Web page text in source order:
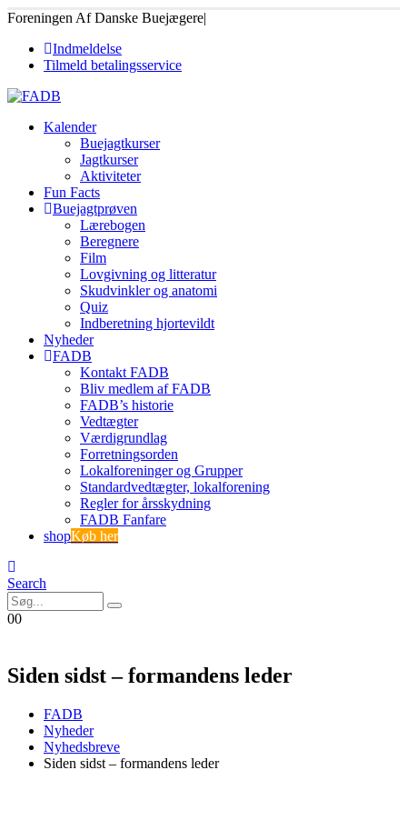
Foreningen Af Danske Buejægere|
Indmeldelse
Tilmeld betalingsservice
Kalender
Buejagtkurser
Jagtkurser
Aktiviteter
Fun Facts
Buejagtprøven
Lærebogen
Beregnere
Film
Lovgivning og litteratur
Skudvinkler og anatomi
Quiz
Indberetning hjortevildt
Nyheder
FADB
Kontakt FADB
Bliv medlem af FADB
FADB’s historie
Vedtægter
Værdigrundlag
Forretningsorden
Lokalforeninger og Grupper
Standardvedtægter, lokalforening
Regler for årsskydning
FADB Fanfare
shopKøb her
Search
00
Siden sidst – formandens leder
FADB
Nyheder
Nyhedsbreve
Siden sidst – formandens leder